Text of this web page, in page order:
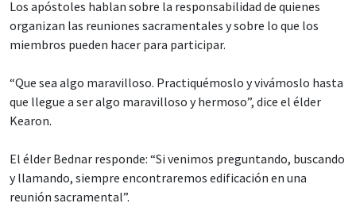
Los apóstoles hablan sobre la responsabilidad de quienes
organizan las reuniones sacramentales y sobre lo que los
miembros pueden hacer para participar.
“Que sea algo maravilloso. Practiquémoslo y vivámoslo hasta
que llegue a ser algo maravilloso y hermoso”, dice el élder
Kearon.
El élder Bednar responde: “Si venimos preguntando, buscando
y llamando, siempre encontraremos edificación en una
reunión sacramental”.